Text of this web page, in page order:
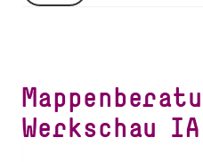
Werkschau IA